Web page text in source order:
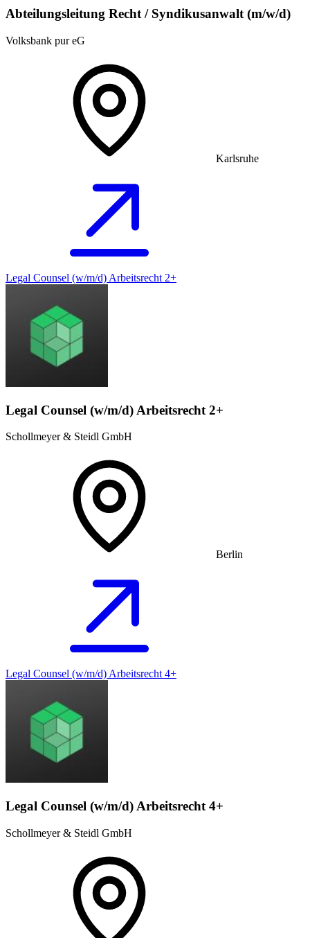
Abteilungsleitung Recht / Syndikusanwalt (m/w/d)
Volksbank pur eG
Karlsruhe
Legal Counsel (w/m/d) Arbeitsrecht 2+
Legal Counsel (w/m/d) Arbeitsrecht 2+
Schollmeyer & Steidl GmbH
Berlin
Legal Counsel (w/m/d) Arbeitsrecht 4+
Legal Counsel (w/m/d) Arbeitsrecht 4+
Schollmeyer & Steidl GmbH